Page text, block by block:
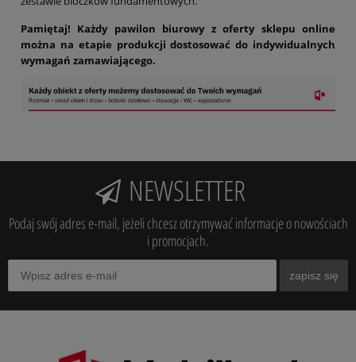
Pamiętaj! Każdy pawilon biurowy z oferty sklepu online
można na etapie produkcji dostosować do indywidualnych
wymagań zamawiającego.
NEWSLETTER
Podaj swój adres e-mail, jeżeli chcesz otrzymywać informacje o nowościach
i promocjach.
zapisz się